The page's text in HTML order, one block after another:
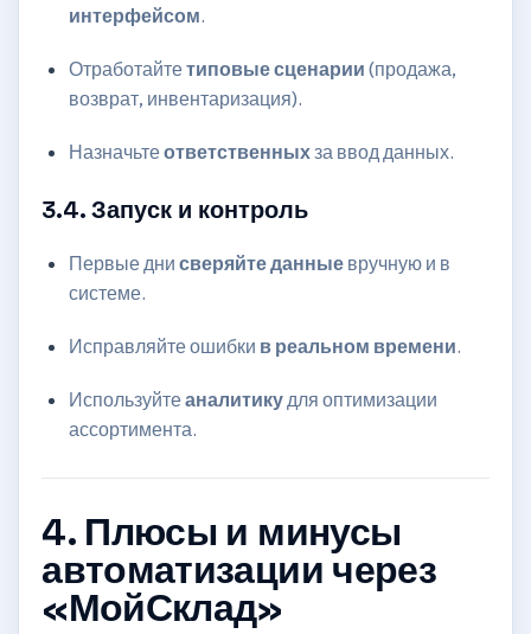
интерфейсом.
Отработайтетиповые сценарии (продажа,
возврат, инвентаризация).
Назначьтеответственныхза ввод данных.
3.4. Запуск и контроль
Первые дни сверяйте данныевручную и в
системе.
Исправляйте ошибки в реальном времени.
Используйтеаналитикудля оптимизации
ассортимента.
4. Плюсы и минусы
автоматизации через
«МойСклад»